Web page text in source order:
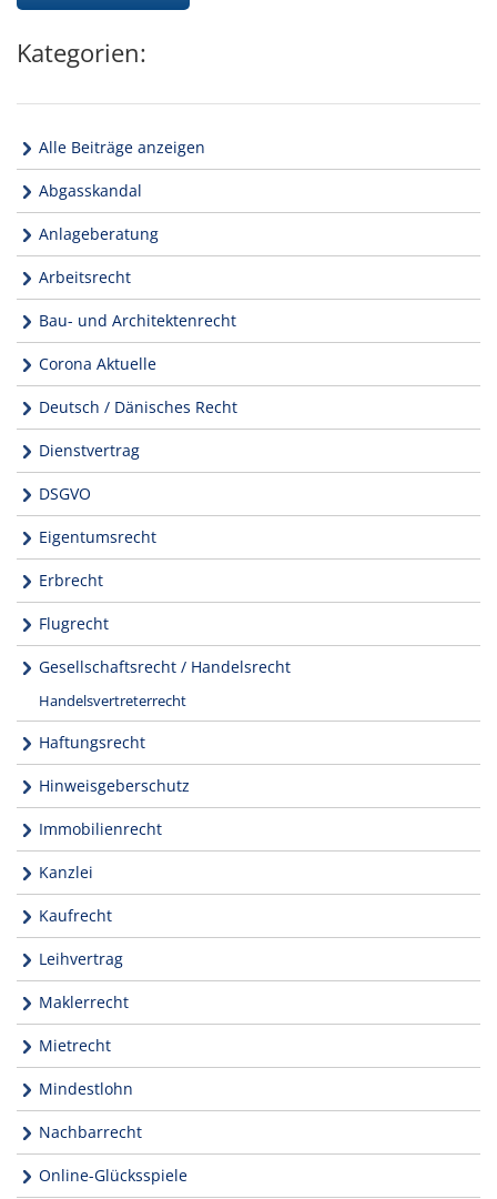
Kategorien:
Alle Beiträge anzeigen
Abgasskandal
Anlageberatung
Arbeitsrecht
Bau- und Architektenrecht
Corona Aktuelle
Deutsch / Dänisches Recht
Dienstvertrag
DSGVO
Eigentumsrecht
Erbrecht
Flugrecht
Gesellschaftsrecht / Handelsrecht
Handelsvertreterrecht
Haftungsrecht
Hinweisgeberschutz
Immobilienrecht
Kanzlei
Kaufrecht
Leihvertrag
Maklerrecht
Mietrecht
Mindestlohn
Nachbarrecht
Online-Glücksspiele